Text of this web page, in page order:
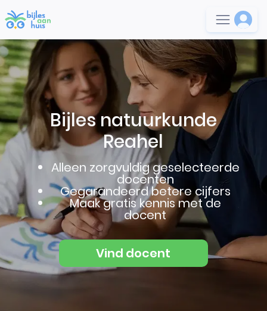
Bijles natuurkunde
Reahel
Alleen zorgvuldig geselecteerde
docenten
Gegarandeerd betere cijfers
Maak gratis kennis met de
docent
Vind docent